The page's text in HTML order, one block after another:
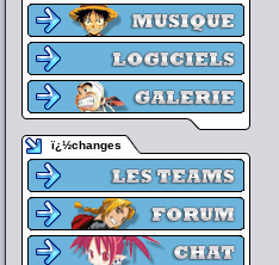
ï¿½changes